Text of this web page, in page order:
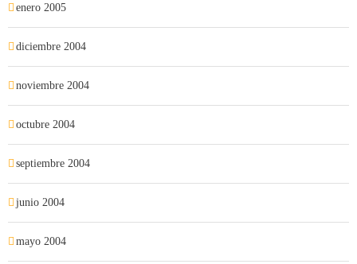
enero 2005
diciembre 2004
noviembre 2004
octubre 2004
septiembre 2004
junio 2004
mayo 2004